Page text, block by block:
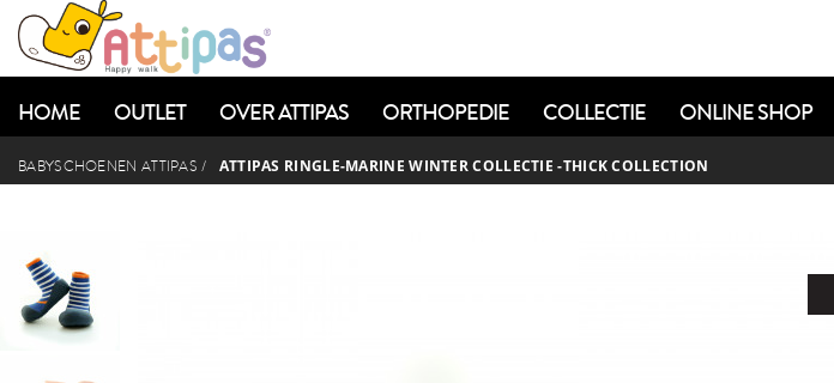
HOME OUTLET OVER ATTIPAS ORTHOPEDIE COLLECTIE ONLINE SHOP
BABYSCHOENEN ATTIPAS / ATTIPAS RINGLE-MARINE WINTER COLLECTIE -THICK COLLECTION